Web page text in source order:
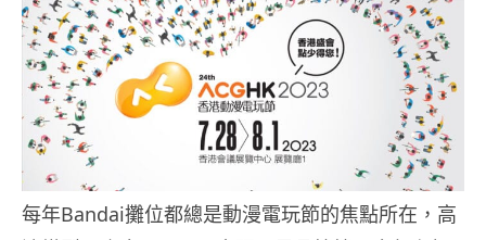
每年Bandai攤位都總是動漫電玩節的焦點所在，高